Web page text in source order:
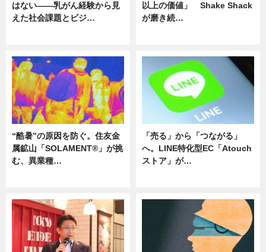
はない――乳がん経験から見
えた社会課題とビジ…
以上の価値」 Shake Shack
が磨き続…
“酷暑”の原因を防ぐ。住友金
属鉱山「SOLAMENT®」が挑
む、異業種…
「売る」から「つながる」
へ。LINE特化型EC「Atouch
ストア」が…